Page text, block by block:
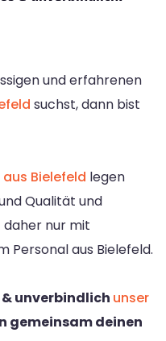
und erfahrenen
suchst, dann bist
Bielefeld legen
Qualität und
daher nur mit
Personal aus Bielefeld.
unverbindlich unser
gemeinsam deinen